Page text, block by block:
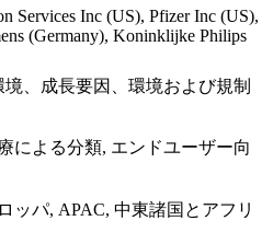
Services Inc (US), Pfizer Inc (US),
(Germany), Koninklijke Philips
、成長要因、環境および規制
による分類, エンドユーザー向
ッパ, APAC, 中東諸国とアフリ